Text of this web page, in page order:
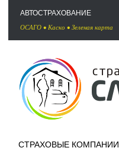
АВТОСТРАХОВАНИЕ
ОСАГО • Каско • Зеленая карта
СТРАХОВЫЕ КОМПАНИИ